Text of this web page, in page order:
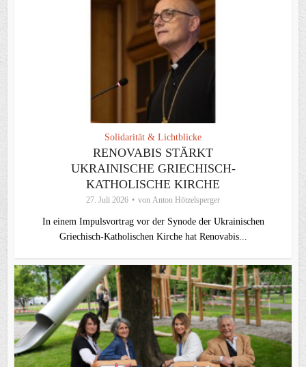
Solidarität & Lichtblicke
RENOVABIS STÄRKT
UKRAINISCHE GRIECHISCH-
KATHOLISCHE KIRCHE
27. Juli 2026 von Anton Hötzelsperger
In einem Impulsvortrag vor der Synode der Ukrainischen
Griechisch-Katholischen Kirche hat Renovabis...